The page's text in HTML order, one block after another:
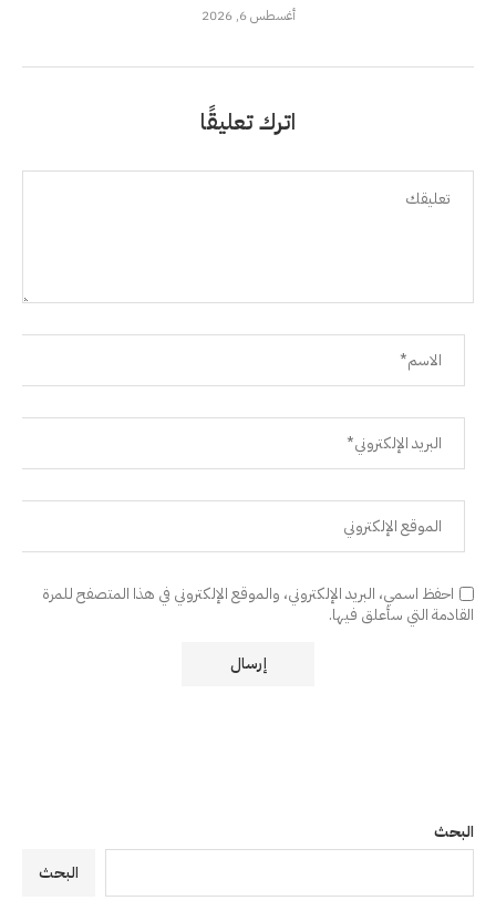
أغسطس 6, 2026
اترك تعليقًا
احفظ اسمي، البريد الإلكتروني، والموقع الإلكتروني في هذا المتصفح للمرة
القادمة التي سأعلق فيها.
البحث
البحث